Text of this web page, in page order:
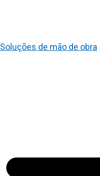
Soluções de mão de obra